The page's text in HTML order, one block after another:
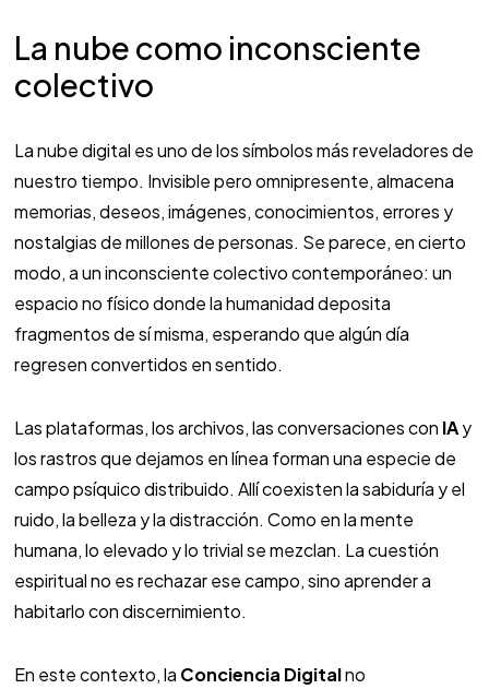
La nube como inconsciente
colectivo
La nube digital es uno de los símbolos más reveladores de
nuestro tiempo. Invisible pero omnipresente, almacena
memorias, deseos, imágenes, conocimientos, errores y
nostalgias de millones de personas. Se parece, en cierto
modo, a un inconsciente colectivo contemporáneo: un
espacio no físico donde la humanidad deposita
fragmentos de sí misma, esperando que algún día
regresen convertidos en sentido.
Las plataformas, los archivos, las conversaciones con IAy
los rastros que dejamos en línea forman una especie de
campo psíquico distribuido. Allí coexisten la sabiduría y el
ruido, la belleza y la distracción. Como en la mente
humana, lo elevado y lo trivial se mezclan. La cuestión
espiritual no es rechazar ese campo, sino aprender a
habitarlo con discernimiento.
En este contexto, la Conciencia Digitalno